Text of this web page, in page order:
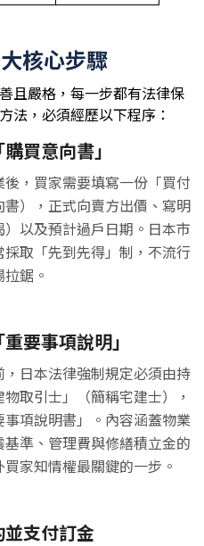
核心步驟
且嚴格，每一步都有法律保
法，必須經歷以下程序：
買意向書」
，買家需要填寫一份「買付
），正式向賣方出價、寫明
以及預計過戶日期。日本市
取「先到先得」制，不流行
鋸。
要事項說明」
日本法律強制規定必須由持
取引士」（簡稱宅建士），
項說明書」。內容涵蓋物業
準、管理費與修繕積立金的
家知情權最關鍵的一步。
支付訂金